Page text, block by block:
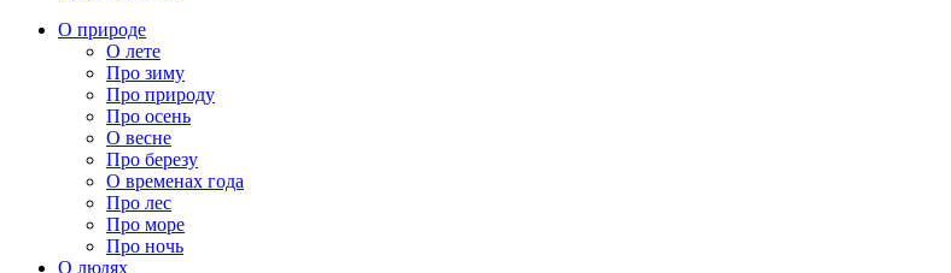
О природе
О лете
Про зиму
Про природу
Про осень
О весне
Про березу
О временах года
Про лес
Про море
Про ночь
О людях